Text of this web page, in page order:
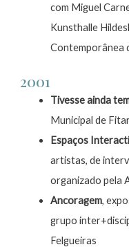
com Miguel
Kunsthalle
Contemporânea
2001
Tivesse ainda
Municipal de
Espaços
artistas, de
organizado pela
Ancoragem,
grupo
Felgueiras